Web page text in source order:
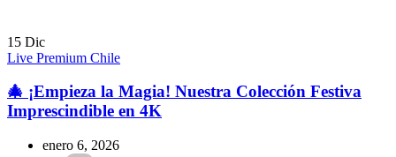
15 Dic
Live Premium Chile
🎄 ¡Empieza la Magia! Nuestra Colección Festiva
Imprescindible en 4K
enero 6, 2026